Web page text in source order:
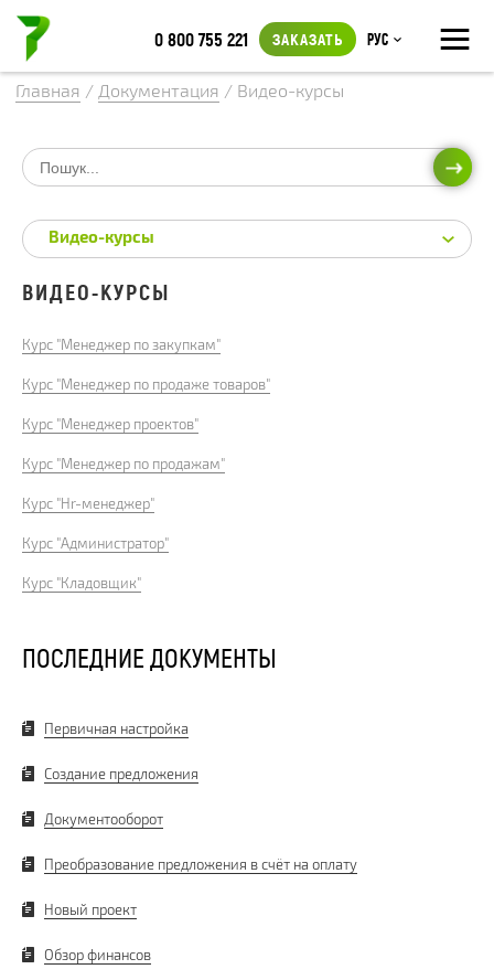
≡
0 800 755 221 ЗАКАЗАТЬ Рус
Главная / Документация / Видео-курсы
ВИДЕО-КУРСЫ
Курс "Менеджер по закупкам"
Курс "Менеджер по продаже товаров"
Курс "Менеджер проектов"
Курс "Менеджер по продажам"
Курс "Hr-менеджер"
Курс "Администратор"
Курс "Кладовщик"
ПОСЛЕДНИЕ ДОКУМЕНТЫ
Первичная настройка
Создание предложения
Документооборот
Преобразование предложения в счёт на оплату
Новый проект
Обзор финансов
Видео-курсы